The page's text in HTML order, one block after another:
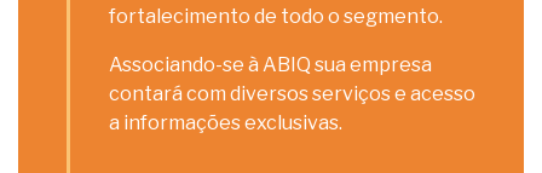
fortalecimento de todo o segmento.
Associando-se à ABIQ sua empresa
contará com diversos serviços e acesso
a informações exclusivas.